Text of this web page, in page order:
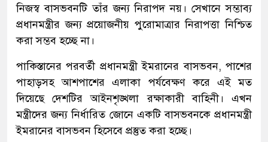
নিজস্ব বাসভবনটি তাঁর জন্য নিরাপদ নয়। সেখানে সম্ভাব্য
প্রধানমন্ত্রীর জন্য প্রয়োজনীয় পুরোমাত্রার নিরাপত্তা নিশ্চিত
করা সম্ভব হচ্ছে না।
পাকিস্তানের পরবর্তী প্রধানমন্ত্রী ইমরানের বাসভবন, পাশের
পাহাড়সহ আশপাশের এলাকা পর্যবেক্ষণ করে এই মত
দিয়েছে দেশটির আইনশৃঙ্খলা রক্ষাকারী বাহিনী। এখন
মন্ত্রীদের জন্য নির্ধারিত জোনে একটি বাসভবনকে প্রধানমন্ত্রী
ইমরানের বাসভবন হিসেবে প্রস্তুত করা হচ্ছে।